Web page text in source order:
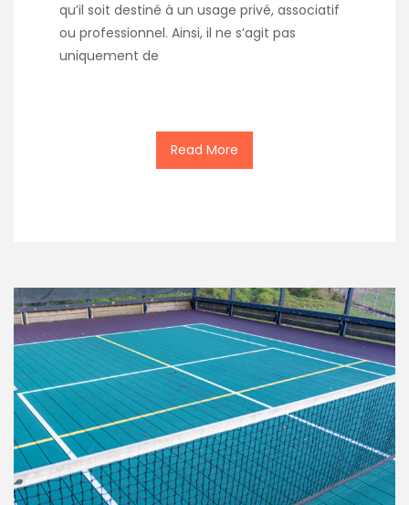
qu’il soit destiné à un usage privé, associatif
ou professionnel. Ainsi, il ne s’agit pas
uniquement de
Read More